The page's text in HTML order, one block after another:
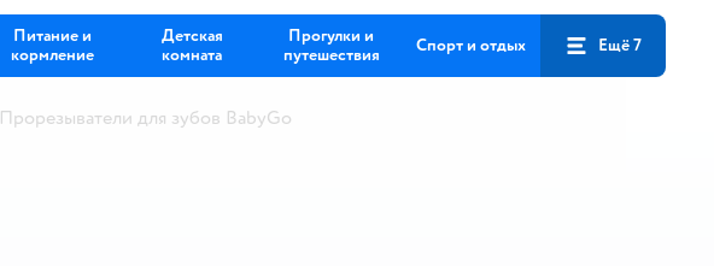
Питание и
кормление
Детская
комната
Прогулки и
путешествия
Спорт и отдых Ещё 7
Прорезыватели для зубов BabyGo